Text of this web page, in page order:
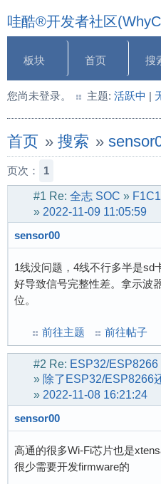
哇酷®开发者社区
板块 首页 搜
您尚未登录。 主题: 活跃中 |
首页 » 搜索 »
页次： 1
#1 Re: 全志 SOC »
» 2022-11-09 11:05:59
sensor00
1线没问题，4线不行多半是sd
好导致信号完整性差。拿示波
位。
前往主题 前往帖子
#2 Re: ESP32/ESP8266
» 除了ESP32/ESP8266
» 2022-11-08 16:21:24
sensor00
高通的很多Wi-Fi芯片也是
很少需要开发firmware的